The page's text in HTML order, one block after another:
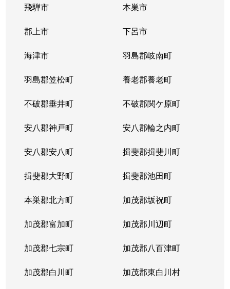
飛騨市 本巣市
郡上市 下呂市
海津市 羽島郡岐南町
羽島郡笠松町 養老郡養老町
不破郡垂井町 不破郡関ケ原町
安八郡神戸町 安八郡輪之内町
安八郡安八町 揖斐郡揖斐川町
揖斐郡大野町 揖斐郡池田町
本巣郡北方町 加茂郡坂祝町
加茂郡富加町 加茂郡川辺町
加茂郡七宗町 加茂郡八百津町
加茂郡白川町 加茂郡東白川村